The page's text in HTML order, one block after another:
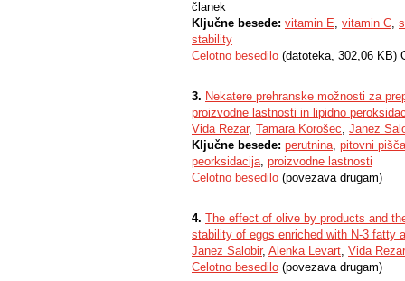
članek
Ključne besede: vitamin E, vitamin C,
stability
Celotno besedilo (datoteka, 302,06 KB)
3. Nekatere prehranske možnosti za
proizvodne lastnosti in lipidno
Vida Rezar, Tamara Korošec, Janez
Ključne besede: perutnina, pitovni
peorksidacija, proizvodne lastnosti
Celotno besedilo (povezava drugam)
4. The effect of olive by products and
stability of eggs enriched with N-3 fatty
Janez Salobir, Alenka Levart, Vida Rezar
Celotno besedilo (povezava drugam)